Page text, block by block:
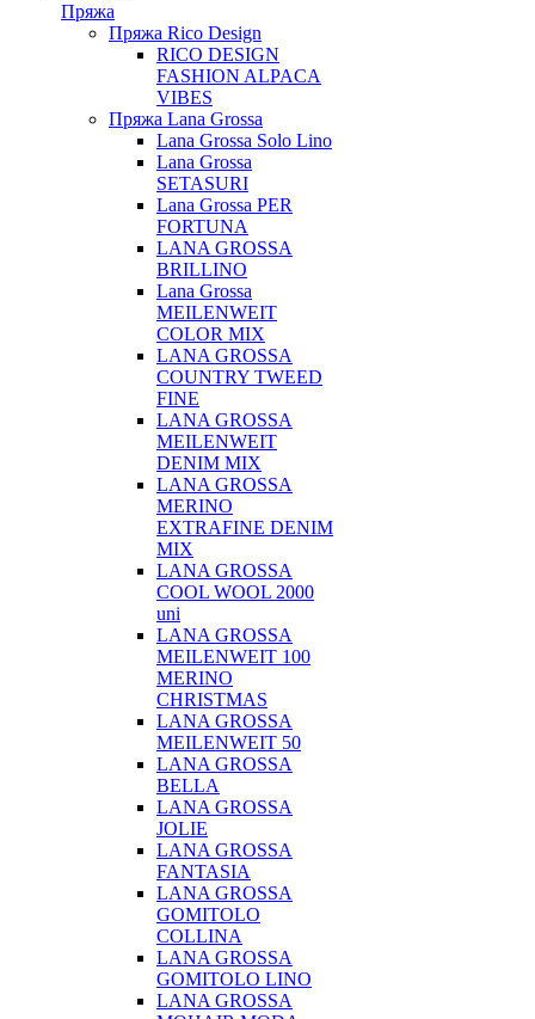
Пряжа
Пряжа Rico Design
RICO DESIGN
FASHION ALPACA
VIBES
Пряжа Lana Grossa
Lana Grossa Solo Lino
Lana Grossa
SETASURI
Lana Grossa PER
FORTUNA
LANA GROSSA
BRILLINO
Lana Grossa
MEILENWEIT
COLOR MIX
LANA GROSSA
COUNTRY TWEED
FINE
LANA GROSSA
MEILENWEIT
DENIM MIX
LANA GROSSA
MERINO
EXTRAFINE DENIM
MIX
LANA GROSSA
COOL WOOL 2000
uni
LANA GROSSA
MEILENWEIT 100
MERINO
CHRISTMAS
LANA GROSSA
MEILENWEIT 50
LANA GROSSA
BELLA
LANA GROSSA
JOLIE
LANA GROSSA
FANTASIA
LANA GROSSA
GOMITOLO
COLLINA
LANA GROSSA
GOMITOLO LINO
LANA GROSSA